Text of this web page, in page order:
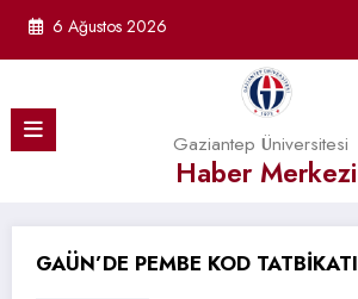
6 Ağustos 2026
Gaziantep Üniversitesi
Haber Merkezi
GAÜN’DE PEMBE KOD TATBİKATI